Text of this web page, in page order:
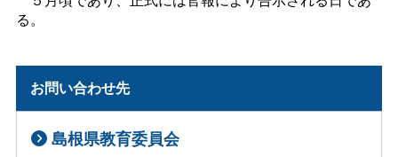
る。
お問い合わせ先
島根県教育委員会